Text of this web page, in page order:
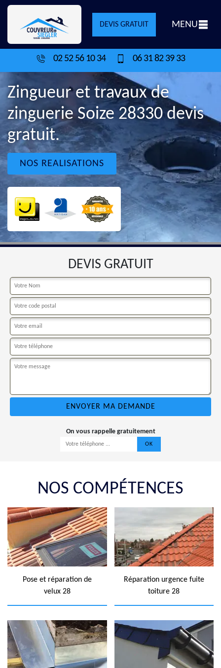
DEVIS GRATUIT MENU
02 52 56 10 34 06 31 82 39 33
Zingueur et travaux de
zinguerie Soize 28330 devis
gratuit.
NOS REALISATIONS
DEVIS GRATUIT
On vous rappelle gratuitement
NOS COMPÉTENCES
Pose et réparation de
velux 28
Réparation urgence fuite
toiture 28